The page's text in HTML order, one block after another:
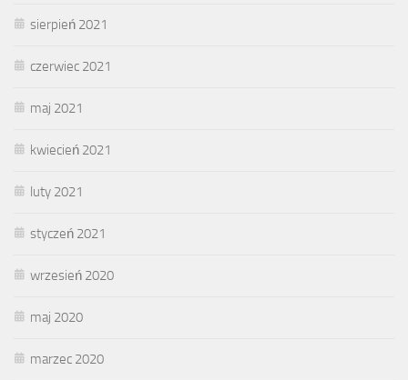
sierpień 2021
czerwiec 2021
maj 2021
kwiecień 2021
luty 2021
styczeń 2021
wrzesień 2020
maj 2020
marzec 2020